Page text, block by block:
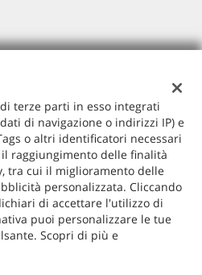
(PD)
terze parti in esso integrati
di navigazione o indirizzi IP) e
o altri identificatori necessari
raggiungimento delle finalità
tra cui il miglioramento delle
personalizzata. Cliccando
di accettare l'utilizzo di
puoi personalizzare le tue
Scopri di più e